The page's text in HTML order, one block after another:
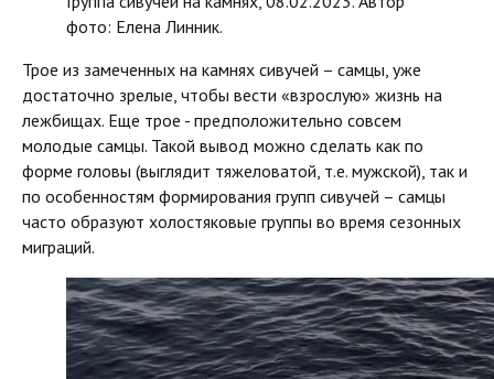
фото: Елена Линник.
Трое из замеченных на камнях сивучей – самцы, уже
достаточно зрелые, чтобы вести «взрослую» жизнь на
лежбищах. Еще трое - предположительно совсем
молодые самцы. Такой вывод можно сделать как по
форме головы (выглядит тяжеловатой, т.е. мужской), так и
по особенностям формирования групп сивучей – самцы
часто образуют холостяковые группы во время сезонных
миграций.